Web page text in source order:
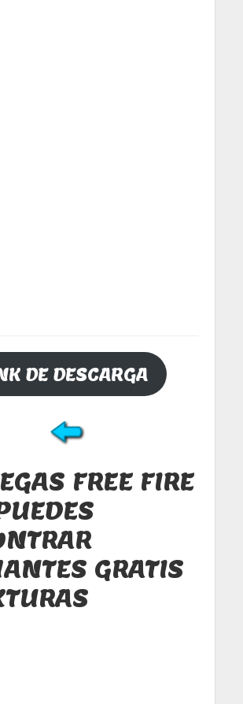
DE DESCARGA
FREE FIRE
GRATIS